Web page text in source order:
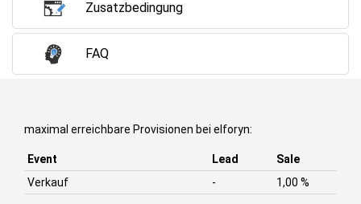
Zusatzbedingung
FAQ
maximal erreichbare Provisionen bei elforyn:
Event Lead
Sale
Verkauf
- 1,00 %